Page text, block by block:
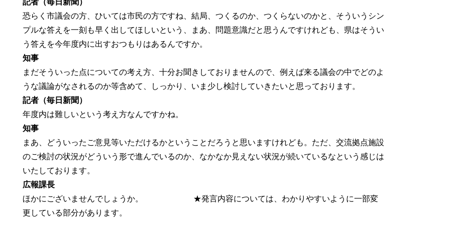
記者（毎日新聞）
恐らく市議会の方、ひいては市民の方ですね、結局、つくるのか、つくらないのかと、そういうシン
プルな答えを一刻も早く出してほしいという、まあ、問題意識だと思うんですけれども、県はそうい
う答えを今年度内に出すおつもりはあるんですか。
知事
まだそういった点についての考え方、十分お聞きしておりませんので、例えば来る議会の中でどのよ
うな議論がなされるのか等含めて、しっかり、いま少し検討していきたいと思っております。
記者（毎日新聞）
年度内は難しいという考え方なんですかね。
知事
まあ、どういったご意見等いただけるかということだろうと思いますけれども。ただ、交流拠点施設
のご検討の状況がどういう形で進んでいるのか、なかなか見えない状況が続いているなという感じは
いたしております。
広報課長
ほかにございませんでしょうか。 ★発言内容については、わかりやすいように一部変
更している部分があります。
このサイトについて 県庁案内 アンケート
長崎県庁